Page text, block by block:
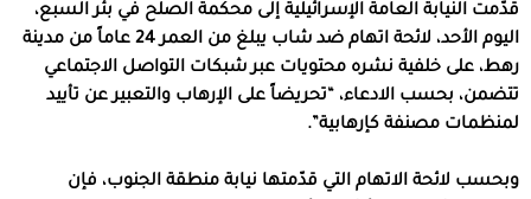
قدّمت النيابة العامة الإسرائيلية إلى محكمة الصلح في بئر السبع،
اليوم الأحد، لائحة اتهام ضد شاب يبلغ من العمر 24 عاماً من مدينة
رهط، على خلفية نشره محتويات عبر شبكات التواصل الاجتماعي
تتضمن، بحسب الادعاء، “تحريضاً على الإرهاب والتعبير عن تأييد
لمنظمات مصنفة كإرهابية”.
وبحسب لائحة الاتهام التي قدّمتها نيابة منطقة الجنوب، فإن